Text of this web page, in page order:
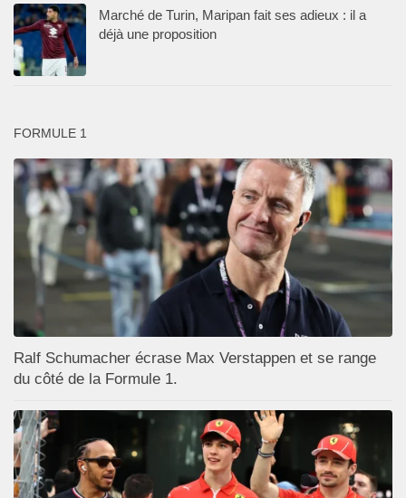
Marché de Turin, Maripan fait ses adieux : il a
déjà une proposition
FORMULE 1
Ralf Schumacher écrase Max Verstappen et se range
du côté de la Formule 1.